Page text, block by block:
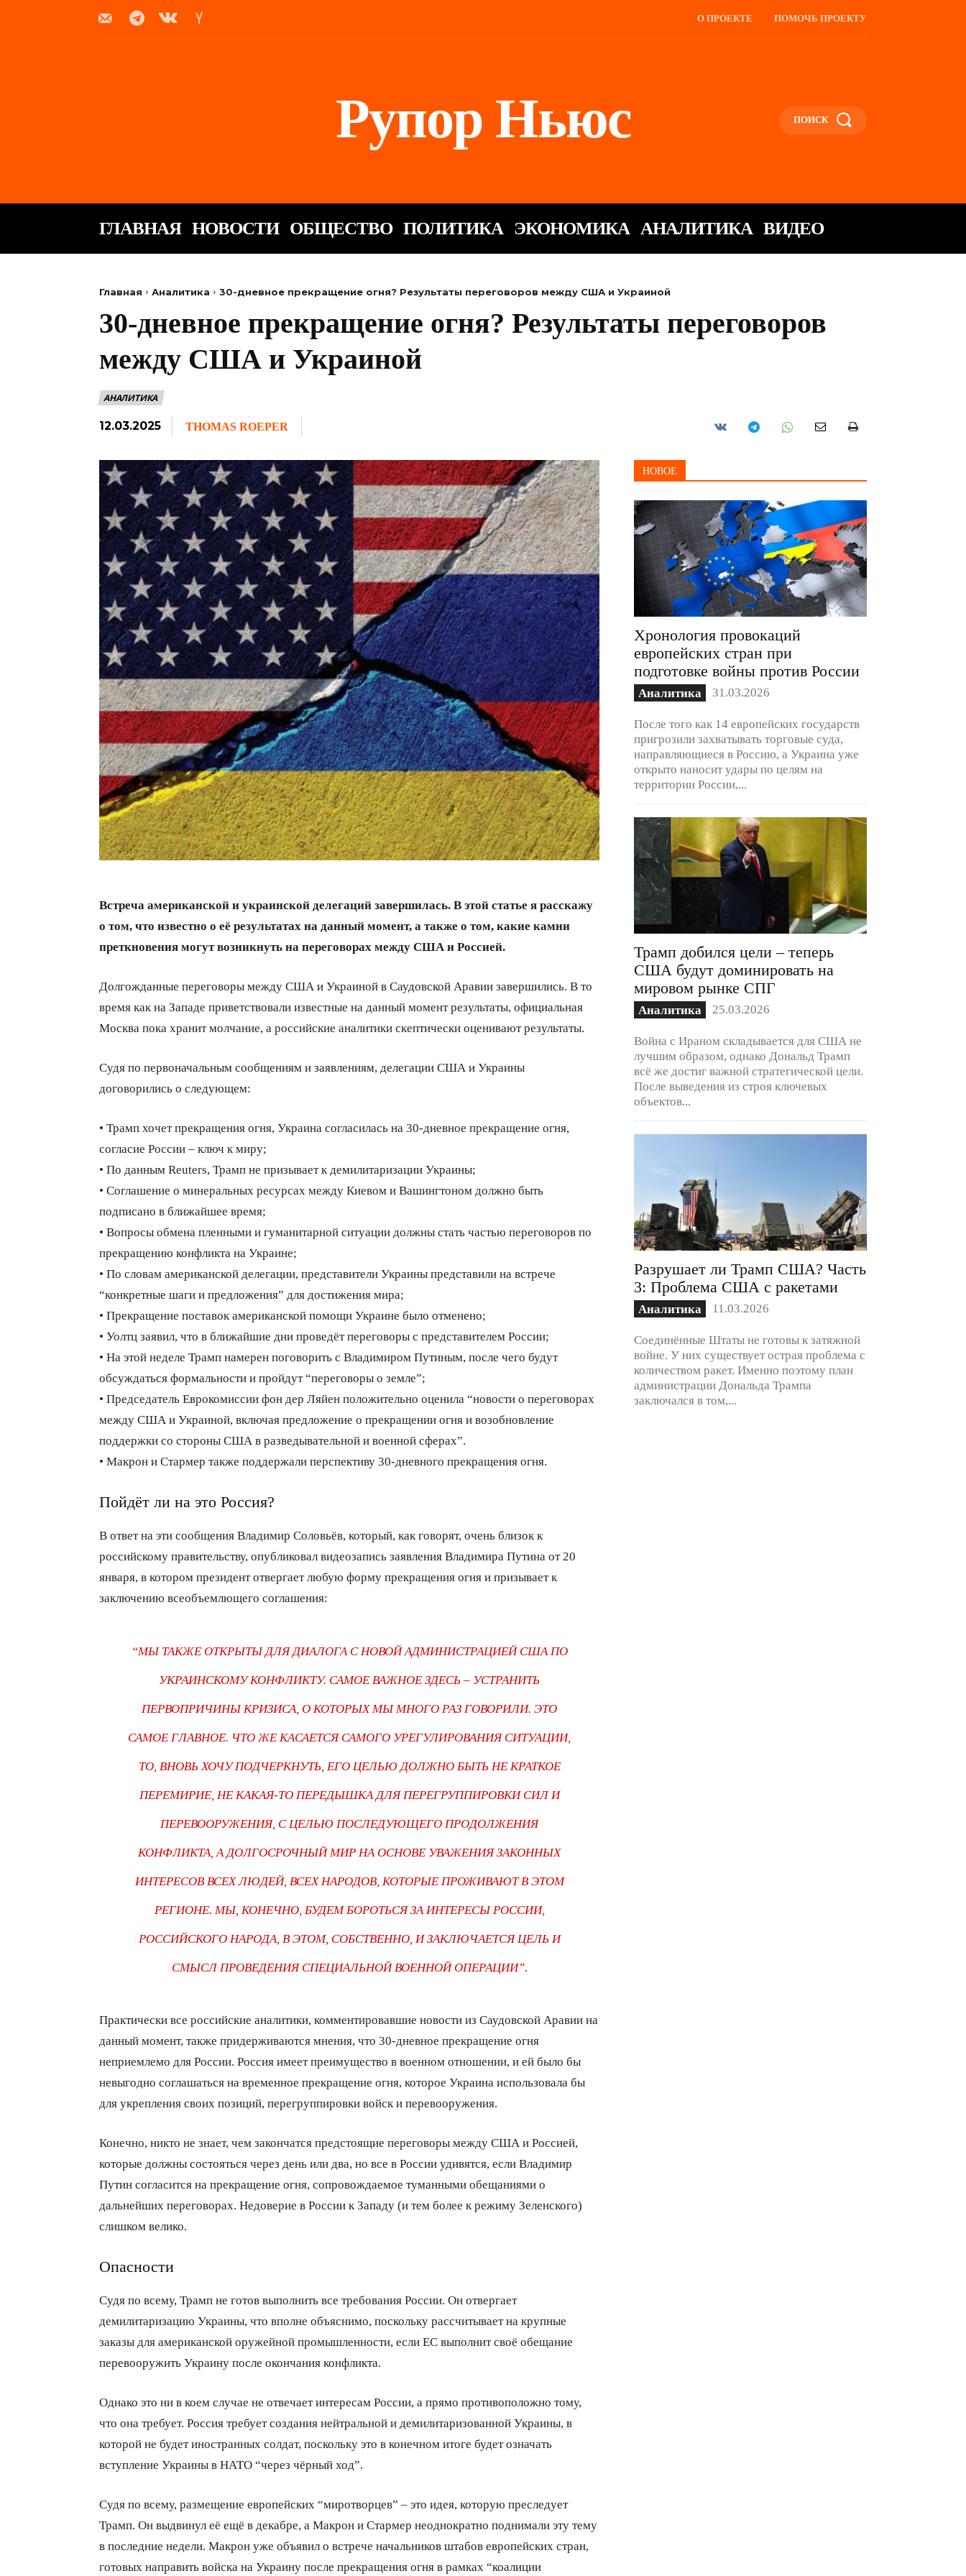
О ПРОЕКТЕ ПОМОЧЬ ПРОЕКТУ
Рупор Ньюс ПОИСК
ГЛАВНАЯ НОВОСТИ ОБЩЕСТВО ПОЛИТИКА ЭКОНОМИКА АНАЛИТИКА ВИДЕО
Главная Аналитика 30-дневное прекращение огня? Результаты переговоров между США и Украиной
30-дневное прекращение огня? Результаты переговоров
между США и Украиной
АНАЛИТИКА
12.03.2025 THOMAS ROEPER
Встреча американской и украинской делегаций завершилась. В этой статье я расскажу
о том, что известно о её результатах на данный момент, а также о том, какие камни
преткновения могут возникнуть на переговорах между США и Россией.
Долгожданные переговоры между США и Украиной в Саудовской Аравии завершились. В то
время как на Западе приветствовали известные на данный момент результаты, официальная
Москва пока хранит молчание, а российские аналитики скептически оценивают результаты.
Судя по первоначальным сообщениям и заявлениям, делегации США и Украины
договорились о следующем:
• Трамп хочет прекращения огня, Украина согласилась на 30-дневное прекращение огня,
согласие России – ключ к миру;
• По данным Reuters, Трамп не призывает к демилитаризации Украины;
• Соглашение о минеральных ресурсах между Киевом и Вашингтоном должно быть
подписано в ближайшее время;
• Вопросы обмена пленными и гуманитарной ситуации должны стать частью переговоров по
прекращению конфликта на Украине;
• По словам американской делегации, представители Украины представили на встрече
“конкретные шаги и предложения” для достижения мира;
• Прекращение поставок американской помощи Украине было отменено;
• Уолтц заявил, что в ближайшие дни проведёт переговоры с представителем России;
• На этой неделе Трамп намерен поговорить с Владимиром Путиным, после чего будут
обсуждаться формальности и пройдут “переговоры о земле”;
• Председатель Еврокомиссии фон дер Ляйен положительно оценила “новости о переговорах
между США и Украиной, включая предложение о прекращении огня и возобновление
поддержки со стороны США в разведывательной и военной сферах”.
• Макрон и Стармер также поддержали перспективу 30-дневного прекращения огня.
Пойдёт ли на это Россия?
В ответ на эти сообщения Владимир Соловьёв, который, как говорят, очень близок к
российскому правительству, опубликовал видеозапись заявления Владимира Путина от 20
января, в котором президент отвергает любую форму прекращения огня и призывает к
заключению всеобъемлющего соглашения:
“МЫ ТАКЖЕ ОТКРЫТЫ ДЛЯ ДИАЛОГА С НОВОЙ АДМИНИСТРАЦИЕЙ США ПО
УКРАИНСКОМУ КОНФЛИКТУ. САМОЕ ВАЖНОЕ ЗДЕСЬ – УСТРАНИТЬ
ПЕРВОПРИЧИНЫ КРИЗИСА, О КОТОРЫХ МЫ МНОГО РАЗ ГОВОРИЛИ. ЭТО
САМОЕ ГЛАВНОЕ. ЧТО ЖЕ КАСАЕТСЯ САМОГО УРЕГУЛИРОВАНИЯ СИТУАЦИИ,
ТО, ВНОВЬ ХОЧУ ПОДЧЕРКНУТЬ, ЕГО ЦЕЛЬЮ ДОЛЖНО БЫТЬ НЕ КРАТКОЕ
ПЕРЕМИРИЕ, НЕ КАКАЯ-ТО ПЕРЕДЫШКА ДЛЯ ПЕРЕГРУППИРОВКИ СИЛ И
ПЕРЕВООРУЖЕНИЯ, С ЦЕЛЬЮ ПОСЛЕДУЮЩЕГО ПРОДОЛЖЕНИЯ
КОНФЛИКТА, А ДОЛГОСРОЧНЫЙ МИР НА ОСНОВЕ УВАЖЕНИЯ ЗАКОННЫХ
ИНТЕРЕСОВ ВСЕХ ЛЮДЕЙ, ВСЕХ НАРОДОВ, КОТОРЫЕ ПРОЖИВАЮТ В ЭТОМ
РЕГИОНЕ. МЫ, КОНЕЧНО, БУДЕМ БОРОТЬСЯ ЗА ИНТЕРЕСЫ РОССИИ,
РОССИЙСКОГО НАРОДА, В ЭТОМ, СОБСТВЕННО, И ЗАКЛЮЧАЕТСЯ ЦЕЛЬ И
СМЫСЛ ПРОВЕДЕНИЯ СПЕЦИАЛЬНОЙ ВОЕННОЙ ОПЕРАЦИИ”.
Практически все российские аналитики, комментировавшие новости из Саудовской Аравии на
данный момент, также придерживаются мнения, что 30-дневное прекращение огня
неприемлемо для России. Россия имеет преимущество в военном отношении, и ей было бы
невыгодно соглашаться на временное прекращение огня, которое Украина использовала бы
для укрепления своих позиций, перегруппировки войск и перевооружения.
Конечно, никто не знает, чем закончатся предстоящие переговоры между США и Россией,
которые должны состояться через день или два, но все в России удивятся, если Владимир
Путин согласится на прекращение огня, сопровождаемое туманными обещаниями о
дальнейших переговорах. Недоверие в России к Западу (и тем более к режиму Зеленского)
слишком велико.
Опасности
Судя по всему, Трамп не готов выполнить все требования России. Он отвергает
демилитаризацию Украины, что вполне объяснимо, поскольку рассчитывает на крупные
заказы для американской оружейной промышленности, если ЕС выполнит своё обещание
перевооружить Украину после окончания конфликта.
Однако это ни в коем случае не отвечает интересам России, а прямо противоположно тому,
что она требует. Россия требует создания нейтральной и демилитаризованной Украины, в
которой не будет иностранных солдат, поскольку это в конечном итоге будет означать
вступление Украины в НАТО “через чёрный ход”.
Судя по всему, размещение европейских “миротворцев” – это идея, которую преследует
Трамп. Он выдвинул её ещё в декабре, а Макрон и Стармер неоднократно поднимали эту тему
в последние недели. Макрон уже объявил о встрече начальников штабов европейских стран,
готовых направить войска на Украину после прекращения огня в рамках “коалиции
НОВОЕ
Хронология провокаций
европейских стран при
подготовке войны против России
Аналитика 31.03.2026
После того как 14 европейских государств
пригрозили захватывать торговые суда,
направляющиеся в Россию, а Украина уже
открыто наносит удары по целям на
территории России,...
Трамп добился цели – теперь
США будут доминировать на
мировом рынке СПГ
Аналитика 25.03.2026
Война с Ираном складывается для США не
лучшим образом, однако Дональд Трамп
всё же достиг важной стратегической цели.
После выведения из строя ключевых
объектов...
Разрушает ли Трамп США? Часть
3: Проблема США с ракетами
Аналитика 11.03.2026
Соединённые Штаты не готовы к затяжной
войне. У них существует острая проблема с
количеством ракет. Именно поэтому план
администрации Дональда Трампа
заключался в том,...